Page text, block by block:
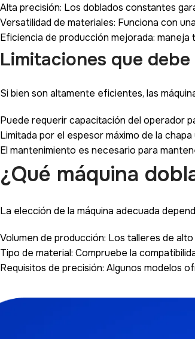
Alta precisión: Los doblados constantes
Versatilidad de materiales: Funciona con
Eficiencia de producción mejorada:
Limitaciones que
Si bien son altamente eficientes, las
Puede requerir capacitación del operador
Limitada por el espesor máximo de la
El mantenimiento es necesario para
¿Qué máquina
La elección de la máquina adecuada
Volumen de producción: Los talleres de
Tipo de material: Compruebe la
Requisitos de precisión: Algunos modelos